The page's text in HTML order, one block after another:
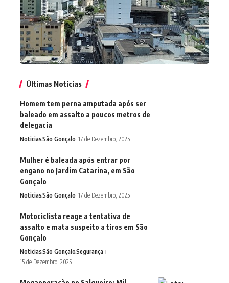
Últimas Notícias
Homem tem perna amputada após ser
baleado em assalto a poucos metros de
delegacia
NoticiasSão Gonçalo 17 de Dezembro, 2025
Mulher é baleada após entrar por
engano no Jardim Catarina, em São
Gonçalo
NoticiasSão Gonçalo 17 de Dezembro, 2025
Motociclista reage a tentativa de
assalto e mata suspeito a tiros em São
Gonçalo
NoticiasSão GonçaloSegurança
15 de Dezembro, 2025